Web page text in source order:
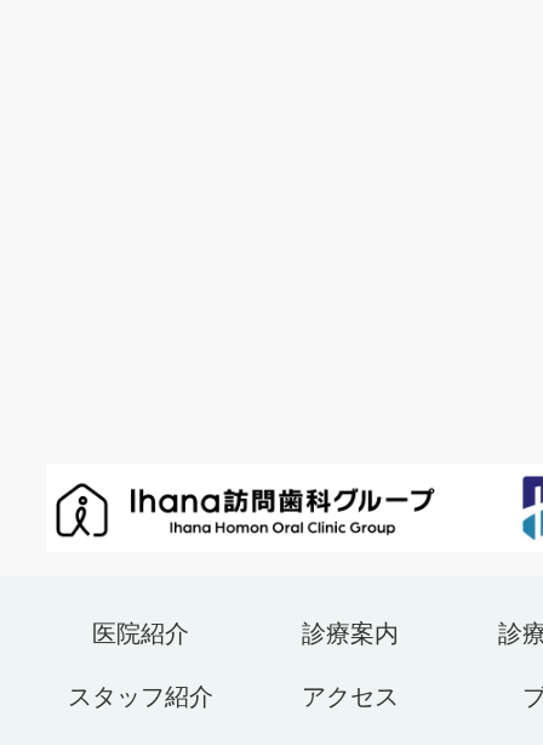
医院紹介 診療案内 診
スタッフ紹介 アクセス